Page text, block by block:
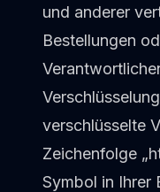
und anderer
Bestellungen
verschlüsselte
Zeichenfolge
Symbol in Ihrer